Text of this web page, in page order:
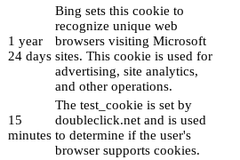
1 year
24 days
Bing sets this cookie to
recognize unique web
browsers visiting Microsoft
sites. This cookie is used for
advertising, site analytics,
and other operations.
15
minutes
The test_cookie is set by
doubleclick.net and is used
to determine if the user's
browser supports cookies.